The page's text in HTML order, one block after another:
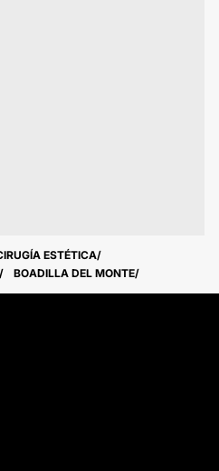
ESTÉTICA
BOADILLA DEL MONTE